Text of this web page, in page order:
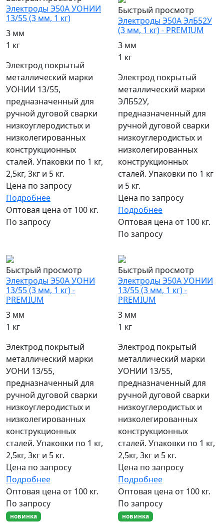
Электроды Э50А УОНИИ
13/55 (3 мм, 1 кг)
3 мм
1 кг
Электрод покрытый
металлический марки
УОНИИ 13/55,
предназначенный для
ручной дуговой сварки
низкоуглеродистых и
низколегированных
конструкционных
сталей. Упаковки по 1 кг,
2,5кг, 3кг и 5 кг.
Цена по запросу
Подробнее
Оптовая цена от 100 кг.
По запросу
Быстрый просмотр
Электроды Э50А ЭлБ52У
(3 мм, 1 кг) - PREMIUM
3 мм
1 кг
Электрод покрытый
металлический марки
ЭЛБ52У,
предназначенный для
ручной дуговой сварки
низкоуглеродистых и
низколегированных
конструкционных
сталей. Упаковки по 1 кг
и 5 кг.
Цена по запросу
Подробнее
Оптовая цена от 100 кг.
По запросу
Быстрый просмотр
Электроды Э50А УОНИ
13/55 (3 мм, 1 кг) -
PREMIUM
3 мм
1 кг
Электрод покрытый
металлический марки
УОНИ 13/55,
предназначенный для
ручной дуговой сварки
низкоуглеродистых и
низколегированных
конструкционных
сталей. Упаковки по 1 кг,
2,5кг, 3кг и 5 кг.
Цена по запросу
Подробнее
Оптовая цена от 100 кг.
По запросу
Быстрый просмотр
Электроды Э50А УОНИИ
13/55 (3 мм, 1 кг) -
PREMIUM
3 мм
1 кг
Электрод покрытый
металлический марки
УОНИИ 13/55,
предназначенный для
ручной дуговой сварки
низкоуглеродистых и
низколегированных
конструкционных
сталей. Упаковки по 1 кг,
2,5кг, 3кг и 5 кг.
Цена по запросу
Подробнее
Оптовая цена от 100 кг.
По запросу
новинка новинка